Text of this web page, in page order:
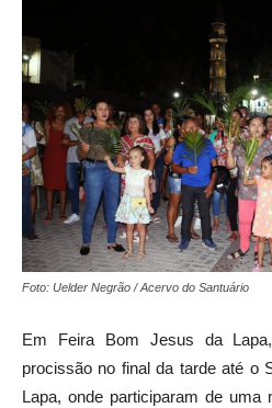
Foto: Uelder Negrão / Acervo do Santuário
Em Feira Bom Jesus da
procissão no final da tarde até o
Lapa, onde participaram de uma